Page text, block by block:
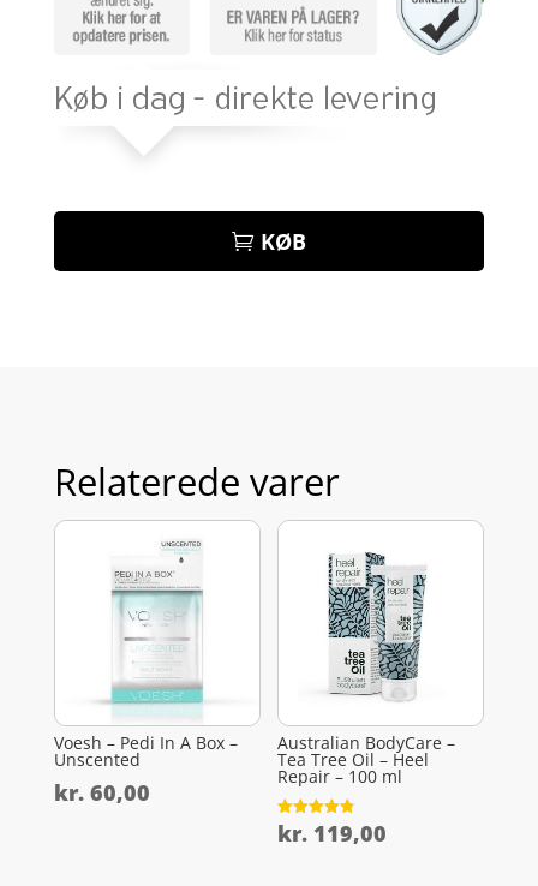
KØB
Relaterede varer
Voesh – Pedi In A Box –
Unscented
kr.60,00
Australian BodyCare –
Tea Tree Oil – Heel
Repair – 100 ml
Vurderet
4.8
kr. 119,00